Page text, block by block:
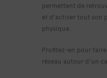
permettent de
et d’activer tout son
physique.
Profitez-en pour
réseau autour d’un